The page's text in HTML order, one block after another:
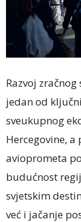
Razvoj
jedan od
sveukupnog
Hercegovine,
avioprometa
budućnost
svjetskim
već i jačanje